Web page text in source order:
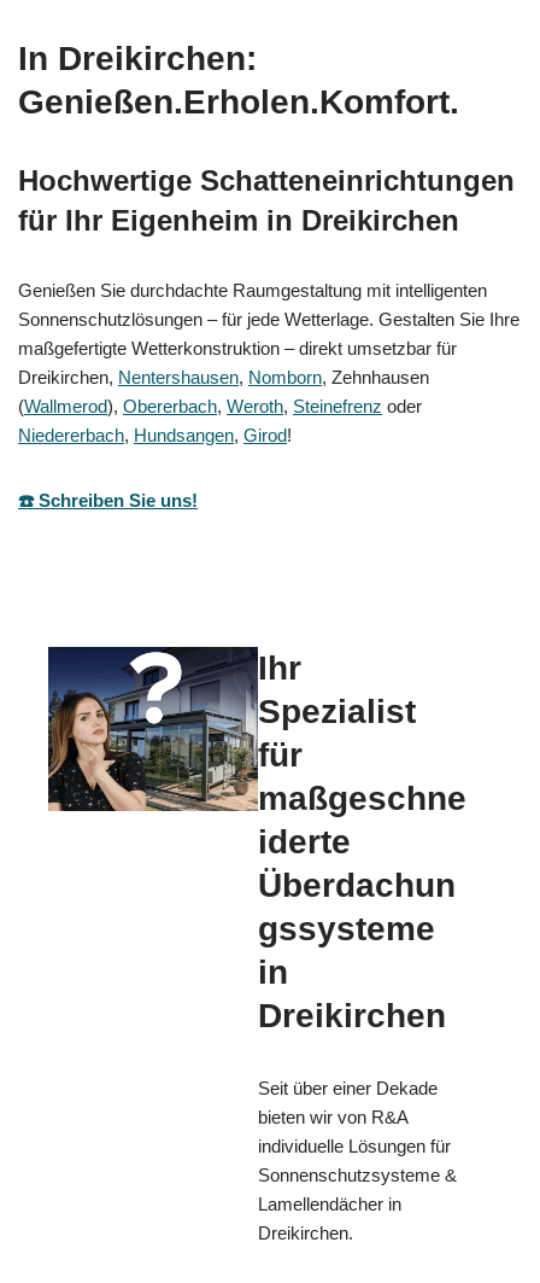
In Dreikirchen:
Genießen.Erholen.Komfort.
Hochwertige Schatteneinrichtungen
für Ihr Eigenheim in Dreikirchen
Genießen Sie durchdachte Raumgestaltung mit intelligenten
Sonnenschutzlösungen – für jede Wetterlage. Gestalten Sie Ihre
maßgefertigte Wetterkonstruktion – direkt umsetzbar für
Dreikirchen, Nentershausen, Nomborn, Zehnhausen
(Wallmerod), Obererbach, Weroth, Steinefrenz oder
Niedererbach, Hundsangen, Girod!
☎️ Schreiben Sie uns!
Ihr
Spezialist
für
maßgeschne
iderte
Überdachun
gssysteme
in
Dreikirchen
Seit über einer Dekade
bieten wir von R&A
individuelle Lösungen für
Sonnenschutzsysteme &
Lamellendächer in
Dreikirchen.